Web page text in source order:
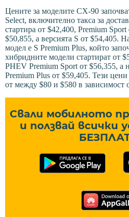
Цените за моделите CX-90
Select, включително такса за
стартира от $42,400, Premium
$50,855, а версията S от $54,405.
модел е S Premium Plus, който
хибридните модели стартират от
PHEV Premium Sport от $56,355, а
Premium Plus от $59,405. Тези
от между $80 и $580 в зависимост
Свали мобилното
и ползвай всички